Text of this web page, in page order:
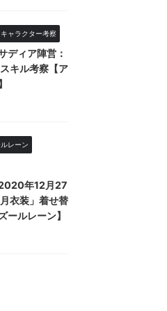
キャラクター考察
ディア陣営：
キル考察【ア
レーン
2020年12月27
衣装」着せ替
ールレーン】